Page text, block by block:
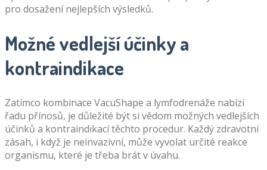
pro dosažení nejlepších výsledků.
Možné vedlejší účinky a
kontraindikace
Zatímco kombinace VacuShape a lymfodrenáže nabízí
řadu přínosů, je důležité být si vědom možných vedlejších
účinků a kontraindikací těchto procedur. Každý zdravotní
zásah, i když je neinvazivní, může vyvolat určité reakce
organismu, které je třeba brát v úvahu.